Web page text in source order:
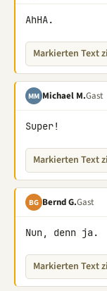
AhHA.
Markierten Text
MM Michael M.Gast
Super!
Markierten Text
BG Bernd G.Gast
Nun, denn ja.
Markierten Text